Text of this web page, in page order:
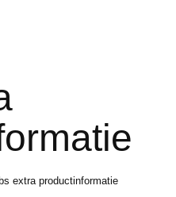
extra productinformatie